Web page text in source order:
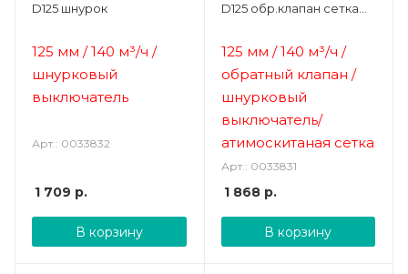
D125 шнурок
125 мм / 140 м³/ч /
шнурковый
выключатель
Арт.: 0033832
1 709 р.
В корзину
D125 обр.клапан сетка
125 мм / 140 м³/ч /
обратный клапан /
шнурковый
выключатель/
атимоскитаная сетка
Арт.: 0033831
1 868р.
В корзину